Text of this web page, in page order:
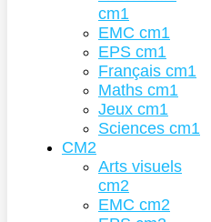
cm1
EMC cm1
EPS cm1
Français cm1
Maths cm1
Jeux cm1
Sciences cm1
CM2
Arts visuels
cm2
EMC cm2